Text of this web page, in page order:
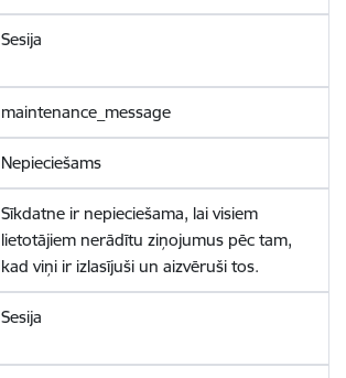
Sesija
maintenance_message
Nepieciešams
Sīkdatne ir nepieciešama, lai visiem
lietotājiem nerādītu ziņojumus pēc tam,
kad viņi ir izlasījuši un aizvēruši tos.
Sesija